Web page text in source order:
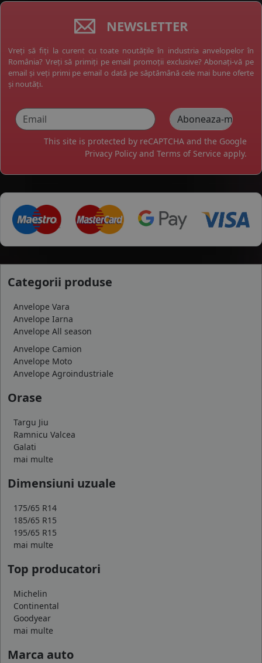
NEWSLETTER
Vreți să fiți la curent cu toate noutățile în industria anvelopelor în
România? Vreți să primiți pe email promoții exclusive? Abonați-vă pe
email și veți primi pe email o dată pe săptămână cele mai bune oferte
și noutăți.
This site is protected by reCAPTCHA and the Google
Privacy Policy and Terms of Service apply.
Categorii produse
Anvelope Vara
Anvelope Iarna
Anvelope All season
Anvelope Camion
Anvelope Moto
Anvelope Agroindustriale
Orase
Targu Jiu
Ramnicu Valcea
Galati
mai multe
Dimensiuni uzuale
175/65 R14
185/65 R15
195/65 R15
mai multe
Top producatori
Michelin
Continental
Goodyear
mai multe
Marca auto